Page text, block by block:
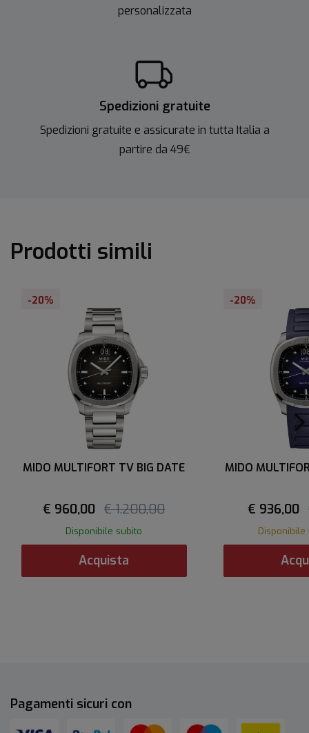
personalizzata
Spedizioni gratuite
Spedizioni gratuite e assicurate in tutta Italia a
partire da 49€
Prodotti simili
-20%
MIDO MULTIFORT TV BIG DATE
€ 960,00 € 1.200,00
Disponibile subito
Acquista
-20%
MIDO
€ 936,00
Disponibile
Pagamenti sicuri con